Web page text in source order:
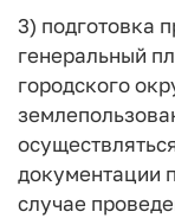
3) подготовка
генеральный
городского
документации
случае